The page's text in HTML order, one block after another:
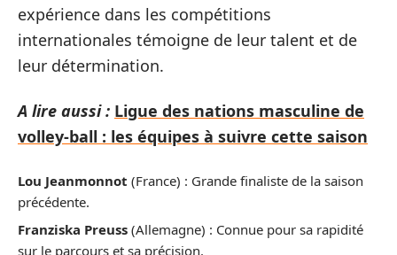
expérience dans les compétitions
internationales témoigne de leur talent et de
leur détermination.
A lire aussi : Ligue des nations masculine de
volley-ball : les équipes à suivre cette saison
Lou Jeanmonnot (France) : Grande finaliste de la saison
précédente.
Franziska Preuss (Allemagne) : Connue pour sa rapidité
sur le parcours et sa précision.